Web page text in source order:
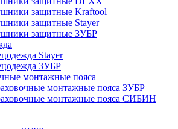
защитные Kraftool
защитные Stayer
защитные ЗУБР
Stayer
ЗУБР
монтажные пояса
монтажные пояса ЗУБР
монтажные пояса СИБИН